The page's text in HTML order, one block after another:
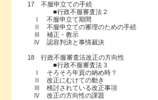
17 不服申立ての手続
■行政不服審査法２
Ⅰ 不服申立て期間
Ⅱ 不服申立ての審理のための手続
Ⅲ 補正・教示
Ⅳ 認容判決と事情裁決
18 行政不服審査法改正の方向性
■行政不服審査法３
Ⅰ そろそろ年貢の納め時？
Ⅱ 改正にむけての動き
Ⅲ 検討されている改正事項
Ⅳ 改正の方向性の課題